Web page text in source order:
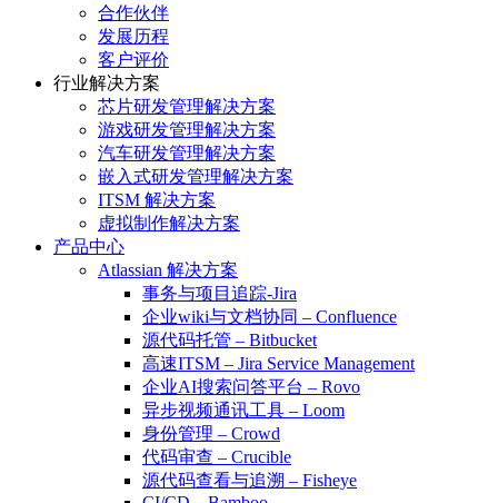
合作伙伴
发展历程
客户评价
行业解决方案
芯片研发管理解决方案
游戏研发管理解决方案
汽车研发管理解决方案
嵌入式研发管理解决方案
ITSM 解决方案
虚拟制作解决方案
产品中心
Atlassian 解决方案
事务与项目追踪-Jira
企业wiki与文档协同 – Confluence
源代码托管 – Bitbucket
高速ITSM – Jira Service Management
企业AI搜索问答平台 – Rovo
异步视频通讯工具 – Loom
身份管理 – Crowd
代码审查 – Crucible
源代码查看与追溯 – Fisheye